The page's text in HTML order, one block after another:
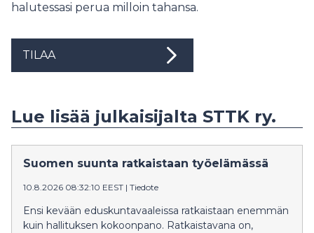
halutessasi perua milloin tahansa.
TILAA
Lue lisää julkaisijalta STTK ry.
Suomen suunta ratkaistaan työelämässä
10.8.2026 08:32:10 EEST | Tiedote
Ensi kevään eduskuntavaaleissa ratkaistaan enemmän
kuin hallituksen kokoonpano. Ratkaistavana on,